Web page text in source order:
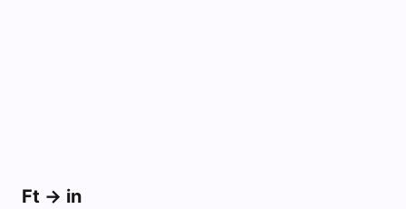
Ft -> in